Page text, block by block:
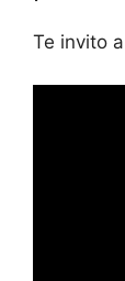
Te invito